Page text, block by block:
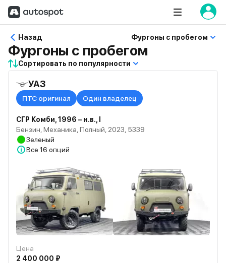
Назад Фургоны с пробегом
Фургоны с пробегом
Сортировать по популярности
УАЗ
ПТС оригинал Один владелец
СГР Комби, 1996 – н.в., I
Бензин, Механика, Полный, 2023, 5339
Зеленый
Все 16 опций
Цена
2 400 000 ₽